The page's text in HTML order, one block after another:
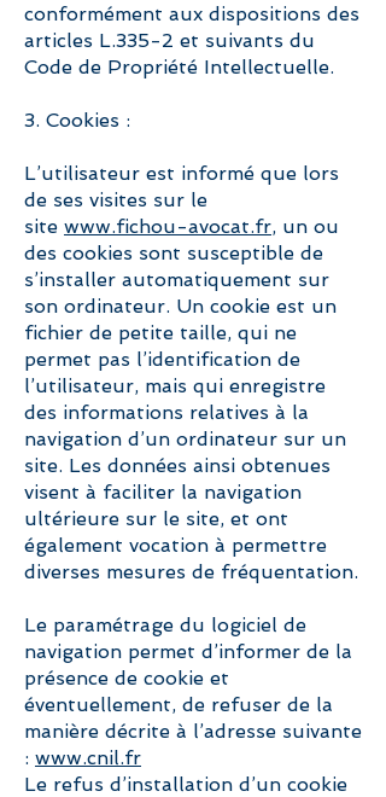
conformément aux dispositions des
articles L.335-2 et suivants du
Code de Propriété Intellectuelle.
3. Cookies :
L’utilisateur est informé que lors
de ses visites sur le
site www.fichou-avocat.fr, un ou
des cookies sont susceptible de
s’installer automatiquement sur
son ordinateur. Un cookie est un
fichier de petite taille, qui ne
permet pas l’identification de
l’utilisateur, mais qui enregistre
des informations relatives à la
navigation d’un ordinateur sur un
site. Les données ainsi obtenues
visent à faciliter la navigation
ultérieure sur le site, et ont
également vocation à permettre
diverses mesures de fréquentation.
Le paramétrage du logiciel de
navigation permet d’informer de la
présence de cookie et
éventuellement, de refuser de la
manière décrite à l’adresse suivante
: www.cnil.fr
Le refus d’installation d’un cookie